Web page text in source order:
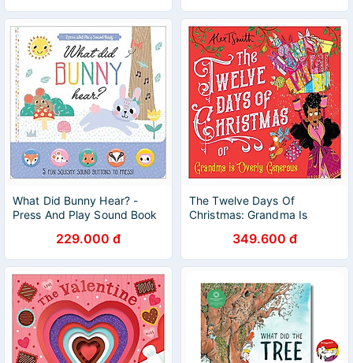
What Did Bunny Hear? -
Press And Play Sound Book
229.000 đ
The Twelve Days Of
Christmas: Grandma Is
349.600 đ